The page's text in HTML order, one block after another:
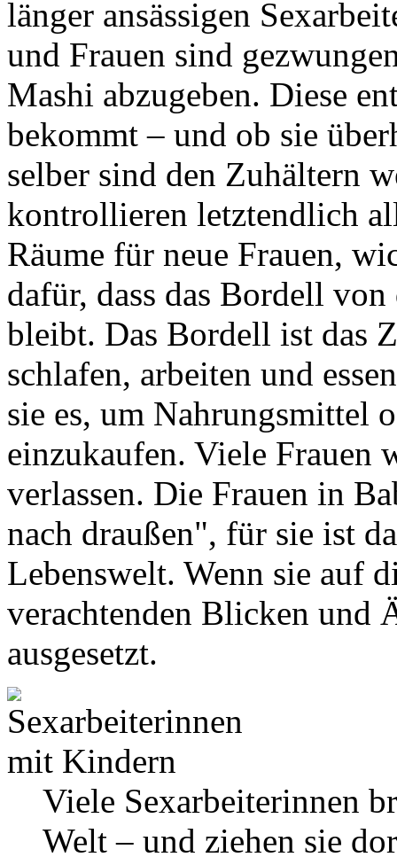
länger ansässigen
und Frauen sind
Mashi abzugeben. Diese
bekommt – und ob sie
selber sind den Zuhältern
kontrollieren letztendlich
Räume für neue Frauen,
dafür, dass das Bordell
bleibt. Das Bordell ist das
schlafen, arbeiten und
sie es, um Nahrungsmittel
einzukaufen. Viele Frauen
verlassen. Die Frauen in
nach draußen", für sie ist
Lebenswelt. Wenn sie auf
verachtenden Blicken und
ausgesetzt.
Viele Sexarbeiterinnen
Welt – und ziehen sie